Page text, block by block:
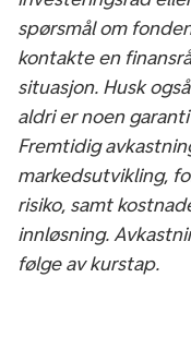
spørsmål om
kontakte en
situasjon. Husk
aldri er noen
Fremtidig
markedsutvikling,
risiko, samt
innløsning.
følge av kurstap.